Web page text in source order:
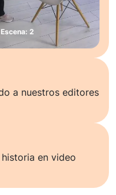
a nuestros editores
en video